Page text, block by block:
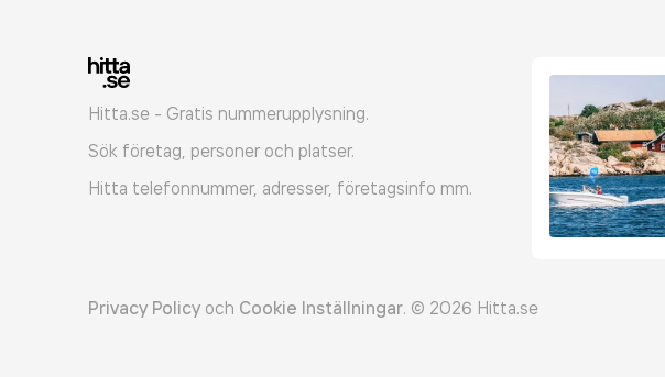
Hitta.se - Gratis nummerupplysning.
Sök företag, personer och platser.
Hitta telefonnummer, adresser, företagsinfo mm.
Privacy Policy och Cookie Inställningar. © 2026 Hitta.se